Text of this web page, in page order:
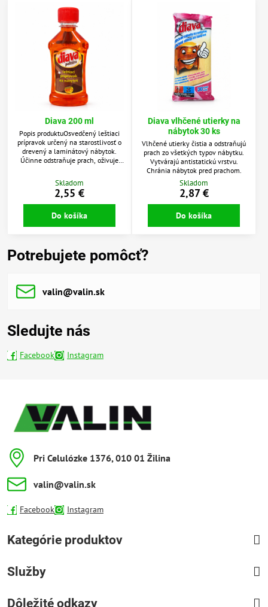
znovuusadzovaniu prachu» vašej
domácnosti...
Diava 200 ml
Popis produktuOsvedčený leštiaci
prípravok určený na starostlivosť o
drevený a laminátový nábytok.
Účinne odstraňuje prach, oživuje
používaním pomáha chrániť
nábytok pred vysychaním a
drobným opotrebením.Použitie:
Pred použitím fľašu pretrepte. Malé
Skladom
2,55 €
Do košíka
Diava vlhčené utierky na
nábytok 30 ks
Vlhčené utierky čistia a odstraňujú
prach zo všetkých typov nábytku.
Vytvárajú antistatickú vrstvu.
Chránia nábytok pred prachom.
Skladom
2,87 €
Do košíka
Potrebujete pomôcť?
valin​@valin​.sk
Sledujte nás
Facebook Instagram
Pri Celulózke 1376, 010 01 Žilina
valin​@valin​.sk
Facebook Instagram
Kategórie produktov
Služby
Dôležité odkazy